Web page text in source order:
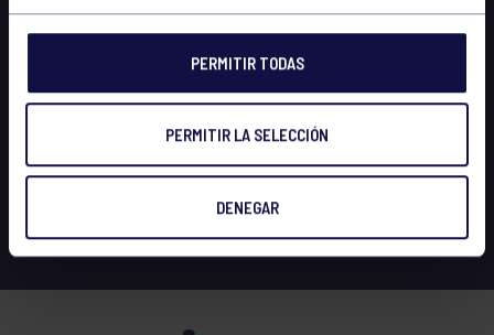
PERMITIR TODAS
PERMITIR LA SELECCIÓN
DENEGAR